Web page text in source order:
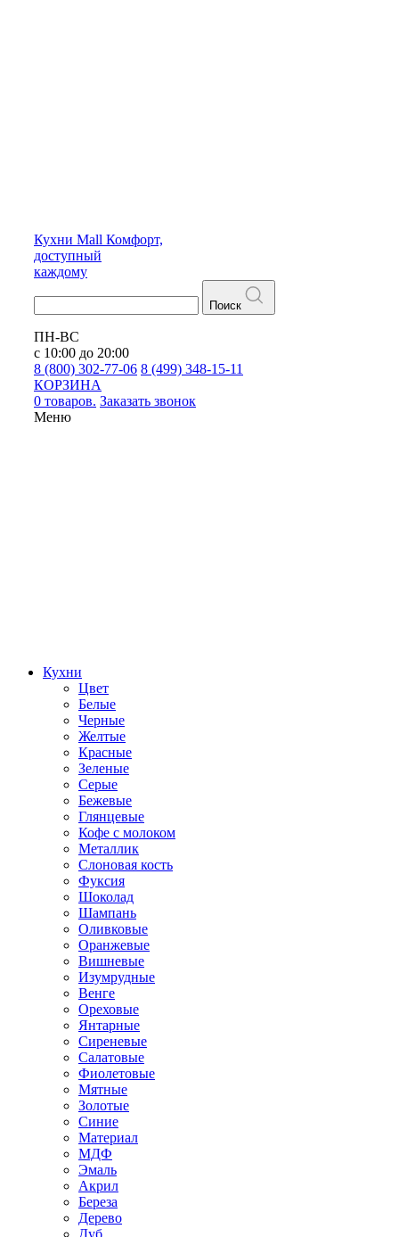
Кухни Mall Комфорт,
доступный
каждому
Поиск
ПН-ВС
с 10:00 до 20:00
8 (800) 302-77-06 8 (499) 348-15-11
КОРЗИНА
0 товаров. Заказать звонок
Меню
Кухни
Цвет
Белые
Черные
Желтые
Красные
Зеленые
Серые
Бежевые
Глянцевые
Кофе с молоком
Металлик
Слоновая кость
Фуксия
Шоколад
Шампань
Оливковые
Оранжевые
Вишневые
Изумрудные
Венге
Ореховые
Янтарные
Сиреневые
Салатовые
Фиолетовые
Мятные
Золотые
Синие
Материал
МДФ
Эмаль
Акрил
Береза
Дерево
Дуб